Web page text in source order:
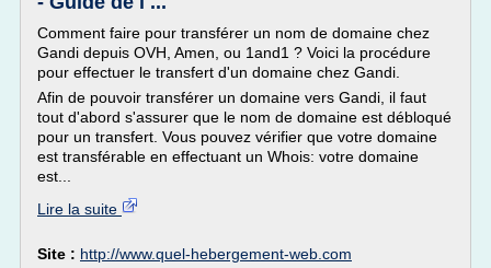
Comment faire pour transférer un nom de domaine chez
Gandi depuis OVH, Amen, ou 1and1 ? Voici la procédure
pour effectuer le transfert d'un domaine chez Gandi.
Afin de pouvoir transférer un domaine vers Gandi, il faut
tout d'abord s'assurer que le nom de domaine est débloqué
pour un transfert. Vous pouvez vérifier que votre domaine
est transférable en effectuant un Whois: votre domaine
est...
Lire la suite
Site : http://www.quel-hebergement-web.com